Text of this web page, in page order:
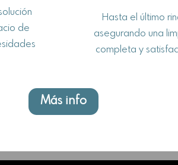
de
Hasta el último
asegurando una
completa y
Más info